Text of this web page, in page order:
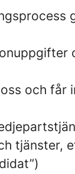
och
tjänster,